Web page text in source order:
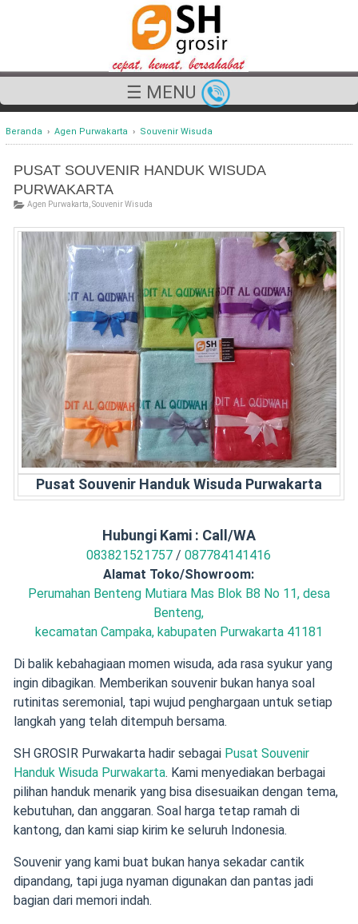
☰ MENU
Beranda › Agen Purwakarta › Souvenir Wisuda
PUSAT SOUVENIR HANDUK WISUDA
PURWAKARTA
Agen Purwakarta Souvenir Wisuda
Pusat Souvenir Handuk Wisuda Purwakarta
Hubungi Kami : Call/WA
083821521757 /087784141416
Alamat Toko/Showroom:
Perumahan Benteng Mutiara Mas Blok B8 No 11, desa
Benteng,
kecamatan Campaka, kabupaten Purwakarta 41181
Di balik kebahagiaan momen wisuda, ada rasa syukur yang
ingin dibagikan. Memberikan souvenir bukan hanya soal
rutinitas seremonial, tapi wujud penghargaan untuk setiap
langkah yang telah ditempuh bersama.
SH GROSIR Purwakarta hadir sebagai Pusat Souvenir
Handuk Wisuda Purwakarta. Kami menyediakan berbagai
pilihan handuk menarik yang bisa disesuaikan dengan tema,
kebutuhan, dan anggaran. Soal harga tetap ramah di
kantong, dan kami siap kirim ke seluruh Indonesia.
Souvenir yang kami buat bukan hanya sekadar cantik
dipandang, tapi juga nyaman digunakan dan pantas jadi
bagian dari memori indah.